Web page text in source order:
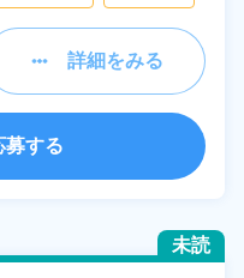
詳細をみる
募する
未読